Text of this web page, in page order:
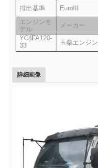
排出基準
EuroIII
エンジンモ
デル
メーカー
YC4FA120-
33
玉柴エンジン
詳細画像